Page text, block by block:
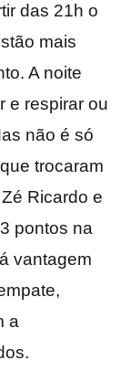
das 21h o
mais
A noite
e respirar ou
não é só
trocaram
Ricardo e
pontos na
vantagem
a